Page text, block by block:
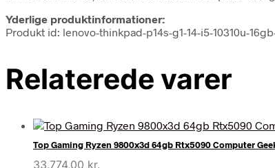
Yderlige produktinformationer:
Produkt id: lenovo-thinkpad-p14s-g1-14-i5-10310u-
Relaterede varer
Top Gaming Ryzen 9800x3d 64gb Rtx5090 Computer
33.774,00 kr.